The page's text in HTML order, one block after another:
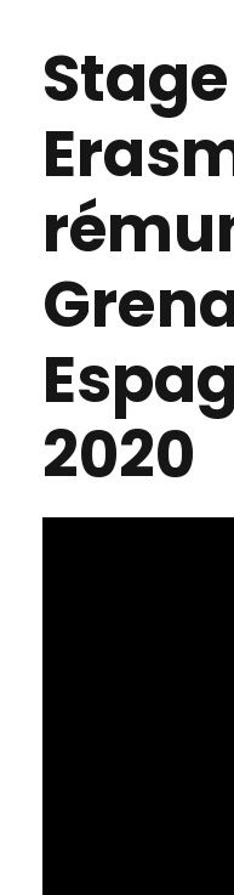
Stage
2020